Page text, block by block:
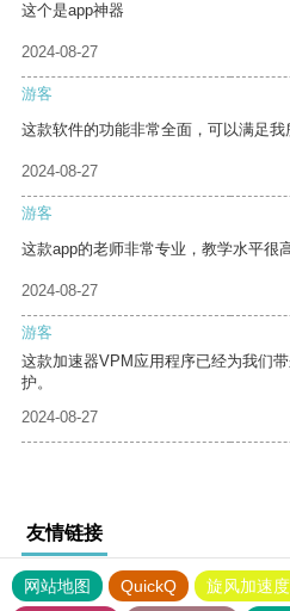
这个是app神器
2024-08-27
游客
这款软件的功能非常全面，可以满足我
2024-08-27
游客
这款app的老师非常专业，教学水平很
2024-08-27
游客
这款加速器VPM应用程序已经为我们
护。
2024-08-27
友情链接
网站地图 QuickQ 旋风加速